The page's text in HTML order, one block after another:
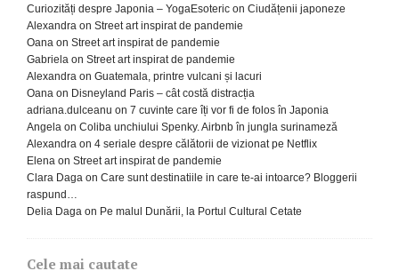
Curiozități despre Japonia – YogaEsoteric on Ciudățenii japoneze
Alexandra on Street art inspirat de pandemie
Oana on Street art inspirat de pandemie
Gabriela on Street art inspirat de pandemie
Alexandra on Guatemala, printre vulcani și lacuri
Oana on Disneyland Paris – cât costă distracția
adriana.dulceanu on 7 cuvinte care îți vor fi de folos în Japonia
Angela on Coliba unchiului Spenky. Airbnb în jungla surinameză
Alexandra on 4 seriale despre călătorii de vizionat pe Netflix
Elena on Street art inspirat de pandemie
Clara Daga on Care sunt destinatiile in care te-ai intoarce? Bloggerii
raspund…
Delia Daga on Pe malul Dunării, la Portul Cultural Cetate
Cele mai cautate